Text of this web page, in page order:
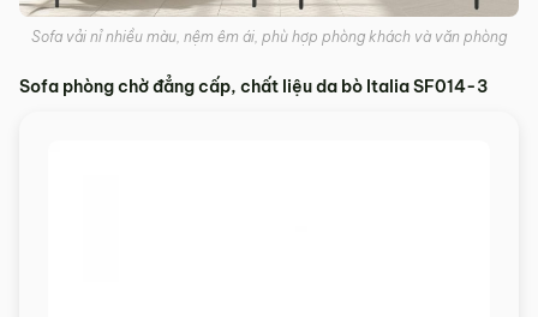
Sofa vải nỉ nhiều màu, nệm êm ái, phù hợp phòng khách và văn phòng
Sofa phòng chờ đẳng cấp, chất liệu da bò Italia SF014-3